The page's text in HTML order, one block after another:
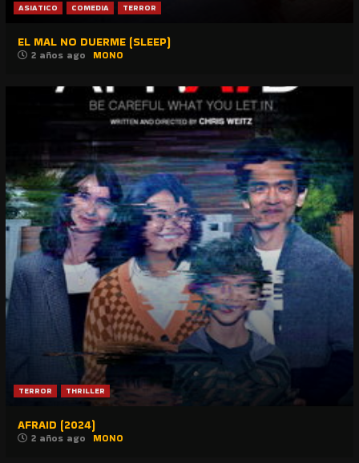
ASIATICO COMEDIA TERROR
EL MAL NO DUERME (SLEEP)
2 años ago MONO
TERROR THRILLER
AFRAID (2024)
2 años ago MONO